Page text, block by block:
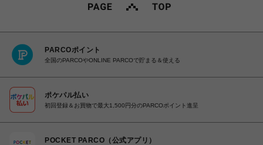
PARCOポイント
全国のPARCOやONLINE PARCOで貯まる＆使える
ポケパル払い
初回登録＆お買物で最大1,500円分のPARCOポイント進呈
POCKET PARCO（公式アプリ）